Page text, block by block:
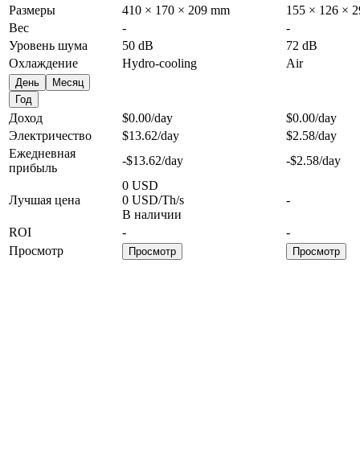
Размеры
410 × 170 × 209 mm
155 × 126 ×
Вес
-
-
Уровень шума
50 dB
72 dB
Охлаждение
Hydro-cooling Air
День
Месяц
Год
Доход $0.00/day $0.00/day
Электричество
$13.62/day $2.58/day
Ежедневная
прибыль
-$13.62/day -$2.58/day
Лучшая цена
0 USD
0 USD/Th/s
В наличии
-
ROI -
-
Просмотр
Просмотр Просмотр